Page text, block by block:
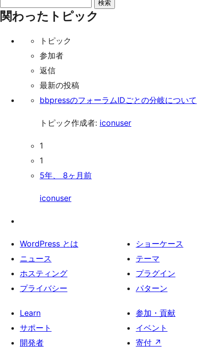
ピ
関わったトピック
トピック
参加者
返信
最新の投稿
bbpressのフォーラムIDごとの分岐について
トピック作成者: iconuser
1
1
5年、 8ヶ月前
iconuser
WordPress とは
ニュース
ホスティング
プライバシー
ショーケース
テーマ
プラグイン
パターン
Learn
サポート
開発者
参加・貢献
イベント
寄付 ↗